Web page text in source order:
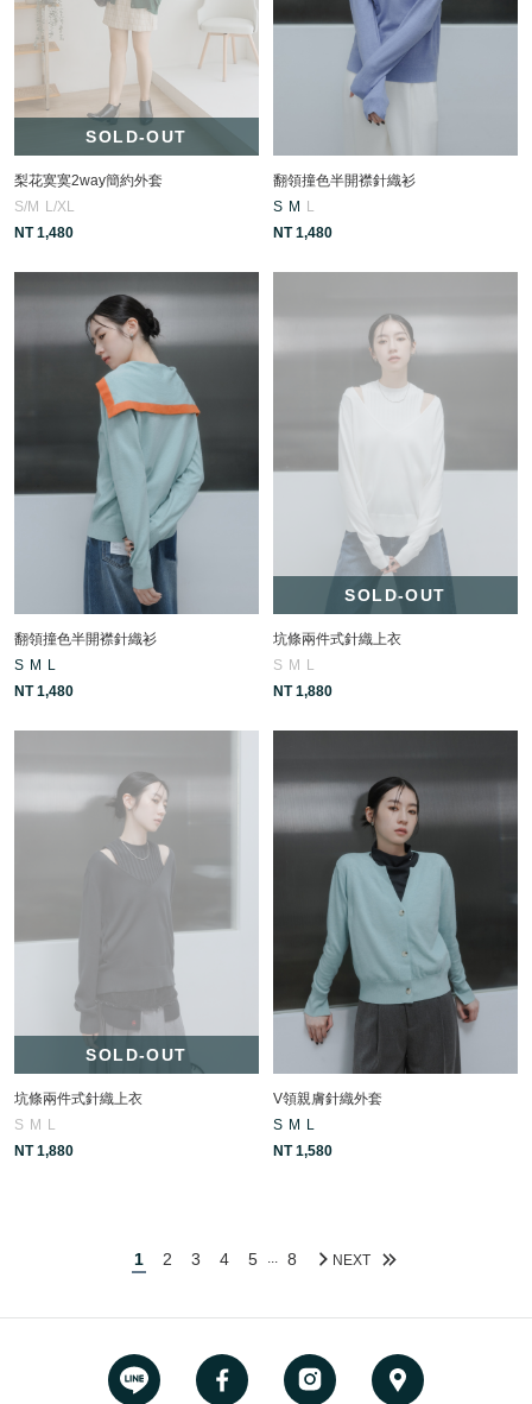
SOLD-OUT
梨花寞寞2way簡約外套
S/M
L/XL
NT 1,480
翻領撞色半開襟針織衫
S M
L
NT 1,480
翻領撞色半開襟針織衫
S M
L
NT 1,480
SOLD-OUT
坑條兩件式針織上衣
S M
L
NT 1,880
SOLD-OUT
坑條兩件式針織上衣
S M L
NT 1,880
V領親膚針織外套
S M L
NT 1,580
1 2 3 4 5 ... 8 NEXT